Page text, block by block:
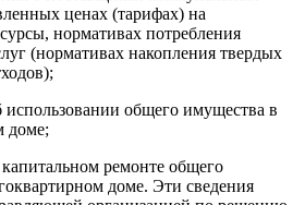
ценах (тарифах) на
нормативах потребления
(нормативах накопления твердых
общего имущества в
доме;
ремонте общего
доме. Эти сведения